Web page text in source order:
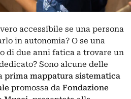
accessibile se una persona
in autonomia? O se una
di due anni fatica a trovare un
Sono alcune delle
prima mappatura sistematica
promossa da Fondazione